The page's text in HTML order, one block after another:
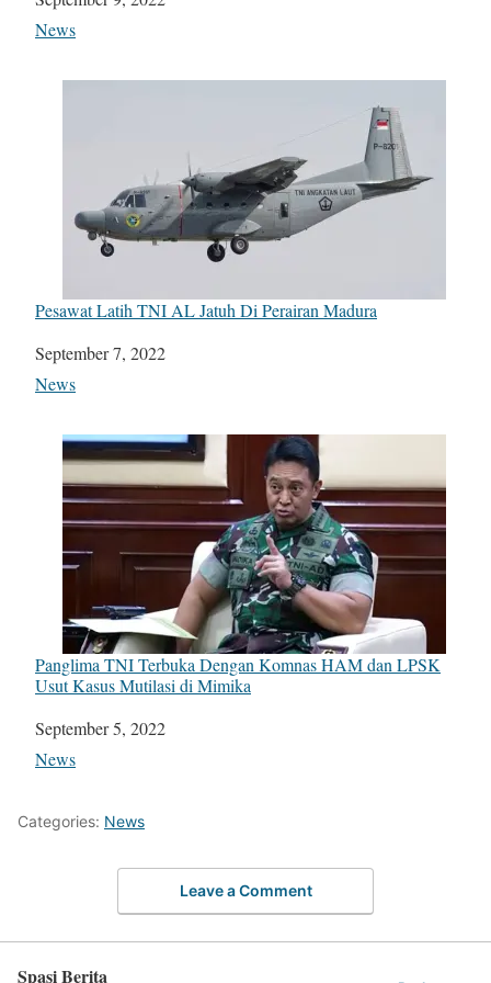
In relation to
News
Pesawat Latih TNI AL Jatuh Di Perairan Madura
Date
September 7, 2022
In relation to
News
Panglima TNI Terbuka Dengan Komnas HAM dan LPSK
Usut Kasus Mutilasi di Mimika
Date
September 5, 2022
In relation to
News
Categories: News
Leave a Comment
Spasi Berita